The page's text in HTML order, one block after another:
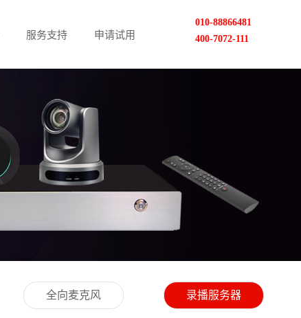
010-88866481
400-7072-111
服务支持 申请试用
全向麦克风 录播服务器